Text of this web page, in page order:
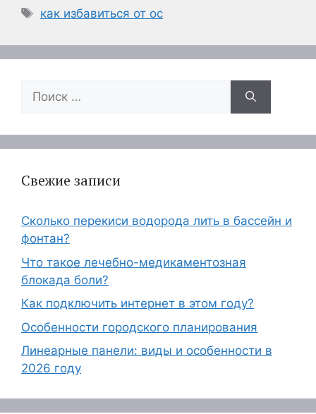
Метки
как избавиться от ос
Поиск:
Свежие записи
Сколько перекиси водорода лить в бассейн и
фонтан?
Что такое лечебно-медикаментозная
блокада боли?
Как подключить интернет в этом году?
Особенности городского планирования
Линеарные панели: виды и особенности в
2026 году